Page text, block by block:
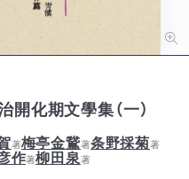
期文學集（一）
著梅亭金鵞著条野採菊著
作著柳田泉著